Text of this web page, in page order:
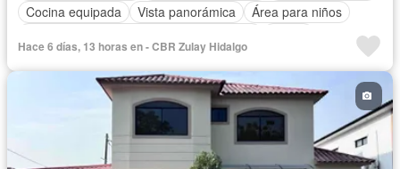
Cocina equipada
Vista panorámica
Área para niños
Seguridad
Piscina Completamente amoblado
Hace 6 días, 13 horas en - CBR Zulay Hidalgo